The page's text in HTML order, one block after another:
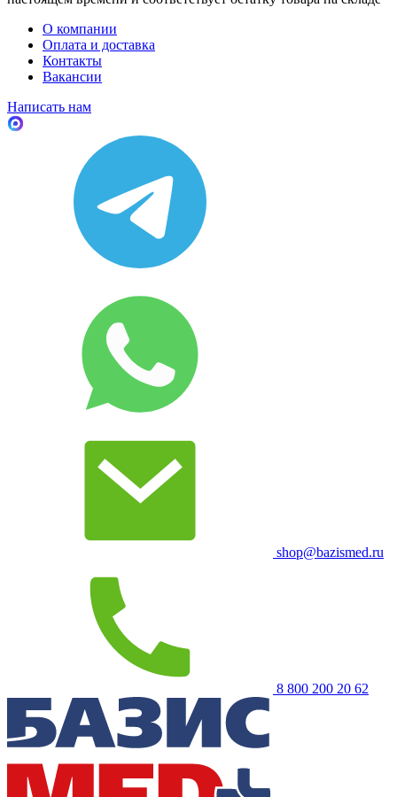
О компании
Оплата и доставка
Контакты
Вакансии
Написать нам
shop@bazismed.ru
8 800 200 20 62